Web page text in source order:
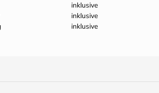
inklusive
inklusive
inklusive